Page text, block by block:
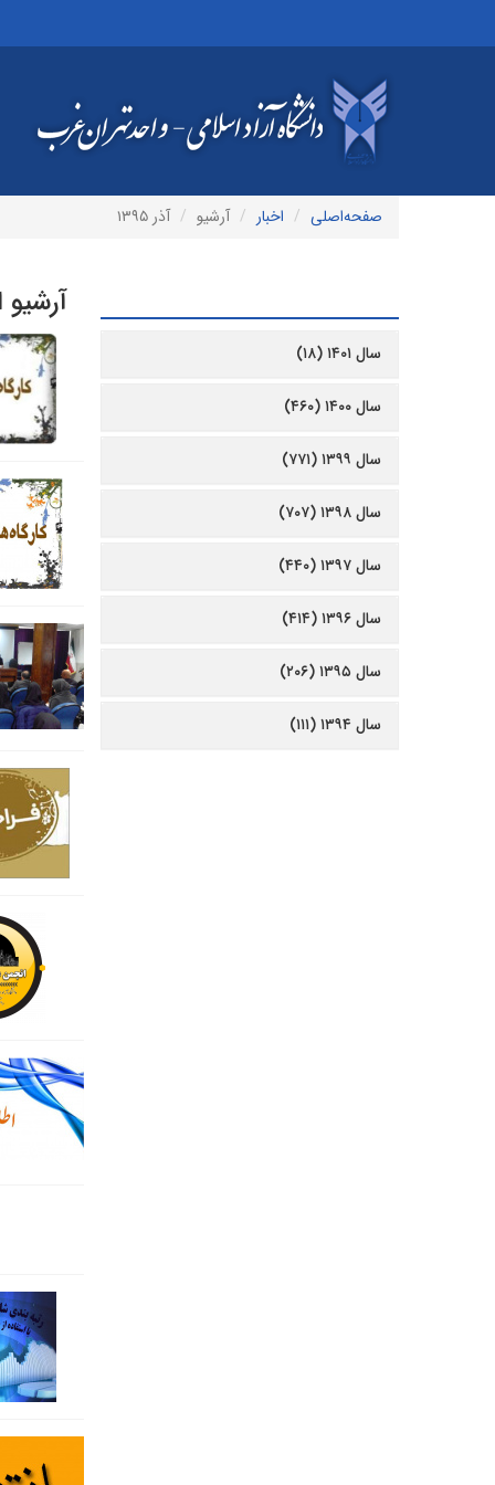
صفحه‌اصلی اخبار آرشیو آذر ۱۳۹۵
آرشیو
سال ۱۴۰۱ (۱۸)
سال ۱۴۰۰ (۴۶۰)
سال ۱۳۹۹ (۷۷۱)
سال ۱۳۹۸ (۷۰۷)
سال ۱۳۹۷ (۴۴۰)
سال ۱۳۹۶ (۴۱۴)
سال ۱۳۹۵ (۲۰۶)
سال ۱۳۹۴ (۱۱۱)